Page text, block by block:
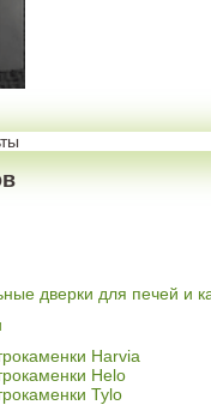
дверки для печей и
Harvia
Helo
Tylo